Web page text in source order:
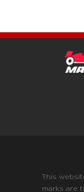
This
marks are